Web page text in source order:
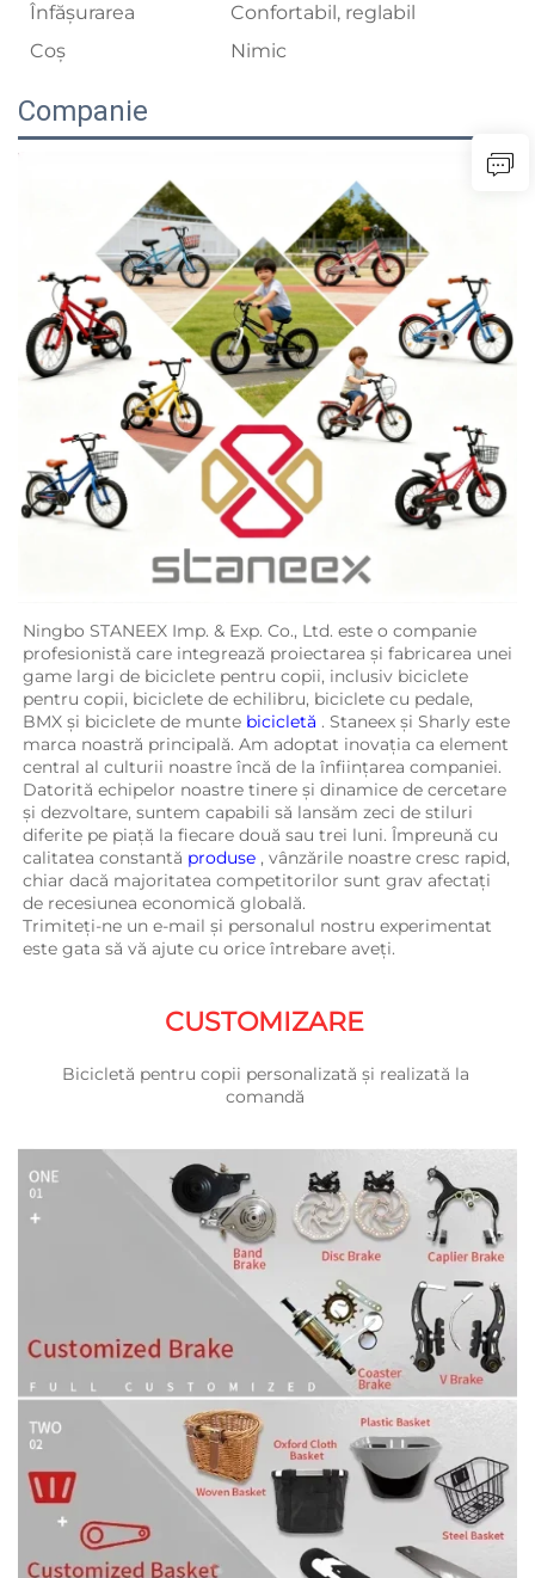
Înfăşurarea
Confortabil, reglabil
Coș
Nimic
Companie
Ningbo STANEEX Imp. & Exp. Co., Ltd. este o companie
profesionistă care integrează proiectarea și fabricarea unei
game largi de biciclete pentru copii, inclusiv biciclete
pentru copii, biciclete de echilibru, biciclete cu pedale,
BMX și biciclete de munte bicicletă . Staneex și Sharly este
marca noastră principală. Am adoptat inovația ca element
central al culturii noastre încă de la înființarea companiei.
Datorită echipelor noastre tinere și dinamice de cercetare
și dezvoltare, suntem capabili să lansăm zeci de stiluri
diferite pe piață la fiecare două sau trei luni. Împreună cu
calitatea constantă produse , vânzările noastre cresc rapid,
chiar dacă majoritatea competitorilor sunt grav afectați
de recesiunea economică globală.
Trimiteți-ne un e-mail și personalul nostru experimentat
este gata să vă ajute cu orice întrebare aveți.
CUSTOMIZARE
Bicicletă pentru copii personalizată și realizată la
comandă